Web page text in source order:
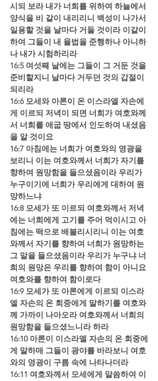
시되 보라 내가 너희를 위하여 하늘에서
양식을 비 같이 내리리니 백성이 나가서
일용할 것을 날마다 거둘 것이라 이같이
하여 그들이 내 율법을 준행하나 아니하
나 내가 시험하리라
16:5 여섯째 날에는 그들이 그 거둔 것을
준비할지니 날마다 거두던 것의 갑절이
되리라
16:6 모세와 아론이 온 이스라엘 자손에
게 이르되 저녁이 되면 너희가 여호와께
서 너희를 애굽 땅에서 인도하여 내셨음
을 알 것이요
16:7 아침에는 너희가 여호와의 영광을
보리니 이는 여호와께서 너희가 자기를
향하여 원망함을 들으셨음이라 우리가
누구이기에 너희가 우리에게 대하여 원
망하느냐
16:8 모세가 또 이르되 여호와께서 저녁
에는 너희에게 고기를 주어 먹이시고 아
침에는 떡으로 배불리시리니 이는 여호
와께서 자기를 향하여 너희가 원망하는
그 말을 들으셨음이라 우리가 누구냐 너
희의 원망은 우리를 향하여 함이 아니요
여호와를 향하여 함이로다
16:9 모세가 또 아론에게 이르되 이스라
엘 자손의 온 회중에게 말하기를 여호와
께 가까이 나아오라 여호와께서 너희의
원망함을 들으셨느니라 하라
16:10 아론이 이스라엘 자손의 온 회중에
게 말하매 그들이 광야를 바라보니 여호
와의 영광이 구름 속에 나타나더라
16:11 여호와께서 모세에게 말씀하여 이